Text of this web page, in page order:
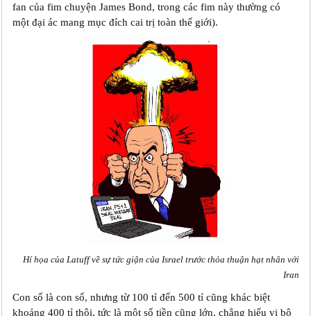
fan của fim chuyện James Bond, trong các fim này thường có
một đại ác mang mục đích cai trị toàn thế giới).
Hí họa của Latuff về sự tức giận của Israel trước thỏa thuận hạt nhân với
Iran
Con số là con số, nhưng từ 100 tỉ đến 500 tỉ cũng khác biệt
khoảng 400 tỉ thôi, tức là một số tiền cũng lớn, chẳng hiểu vị bộ